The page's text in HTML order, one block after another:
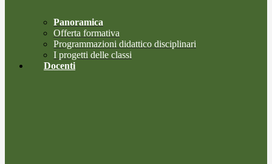
Panoramica
Offerta formativa
Programmazioni didattico disciplinari
I progetti delle classi
Docenti